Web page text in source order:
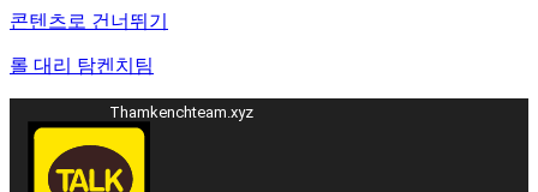
콘텐츠로 건너뛰기
롤 대리 탐켄치팀
Thamkenchteam.xyz